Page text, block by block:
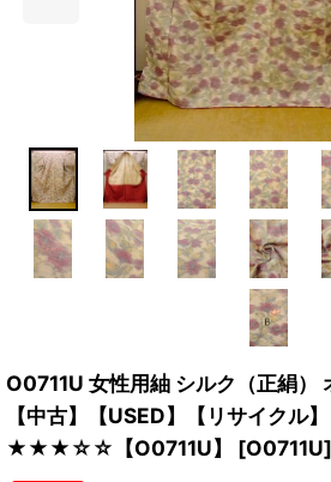
O0711U 女性用紬 シルク（正絹
【中古】【USED】【リサイクル】
★★★☆☆【O0711U】
[O0711U]